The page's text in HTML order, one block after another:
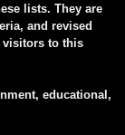
lists. They are
and revised
visitors to this
educational,